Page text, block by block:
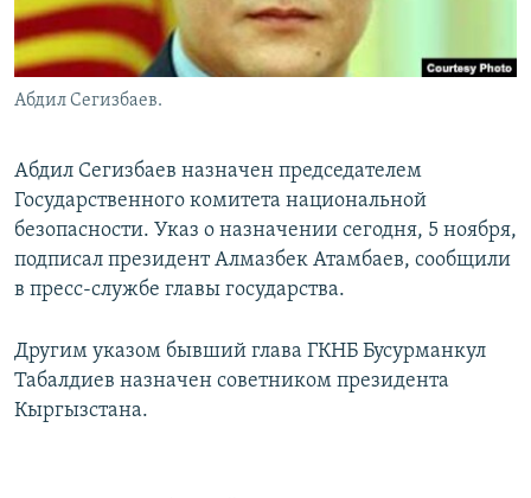
Абдил Сегизбаев.
Абдил Сегизбаев назначен председателем
Государственного комитета национальной
безопасности. Указ о назначении сегодня, 5 ноября,
подписал президент Алмазбек Атамбаев, сообщили
в пресс-службе главы государства.
Другим указом бывший глава ГКНБ Бусурманкул
Табалдиев назначен советником президента
Кыргызстана.